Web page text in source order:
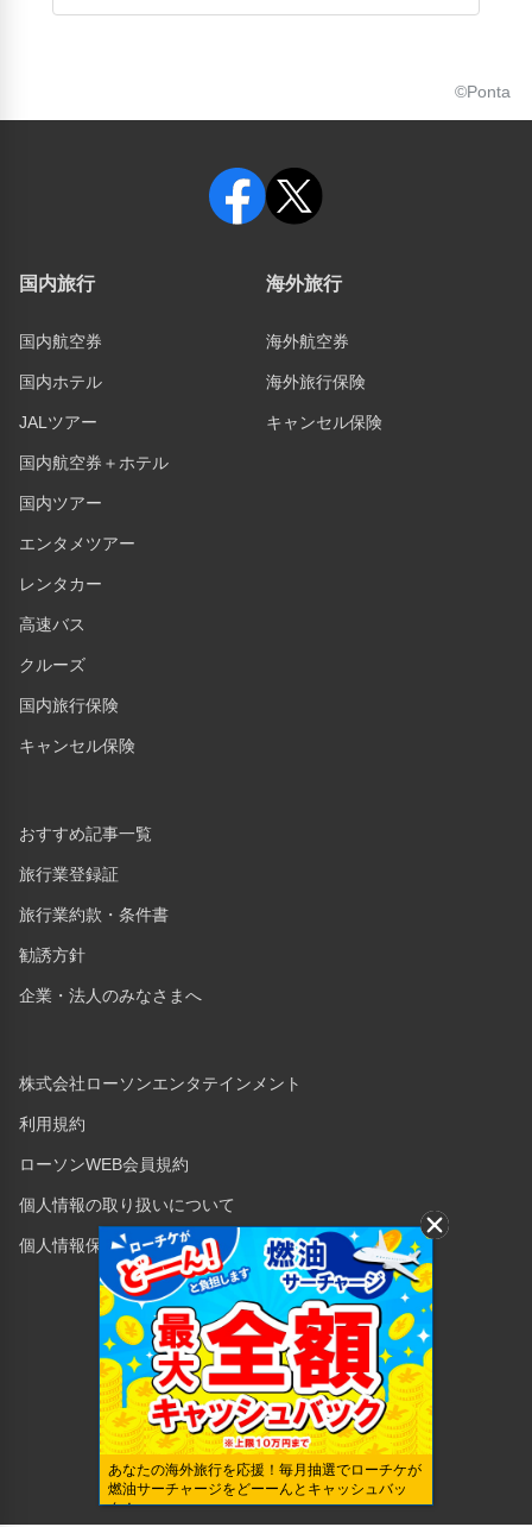
©Ponta
国内旅行
国内航空券
国内ホテル
JALツアー
国内航空券＋ホテル
国内ツアー
エンタメツアー
レンタカー
高速バス
クルーズ
国内旅行保険
キャンセル保険
海外旅行
海外航空券
海外旅行保険
キャンセル保険
おすすめ記事一覧
旅行業登録証
旅行業約款・条件書
勧誘方針
企業・法人のみなさまへ
株式会社ローソンエンタテインメント
利用規約
ローソンWEB会員規約
個人情報の取り扱いについて
個人情報保護方針
Copyright © 1998 Lawson Entertainment, Inc.
あなたの海外旅行を応援！毎月抽選でローチケが
燃油サーチャージをどーーんとキャッシュバッ
ク！